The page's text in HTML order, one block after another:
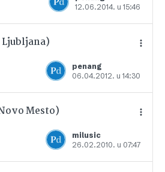
12.06.2014. u 15:46
Dodajte u favorite
Ljubljana)
penang
06.04.2012. u 14:30
Dodajte u favorite
Mesto)
milusic
26.02.2010. u 07:47
Dodajte u favorite